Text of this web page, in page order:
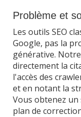
Problème et
Les outils SEO
Google, pas la
générative.
directement la
l'accès des
et en notant la
Vous obtenez un
plan de